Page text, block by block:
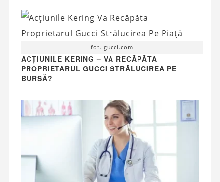
fot. gucci.com
ACȚIUNILE KERING – VA RECĂPĂTA
PROPRIETARUL GUCCI STRĂLUCIREA PE
BURSĂ?